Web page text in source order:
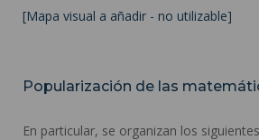
[Mapa visual a añadir - no utilizable]
Popularización de las
En particular, se organizan los